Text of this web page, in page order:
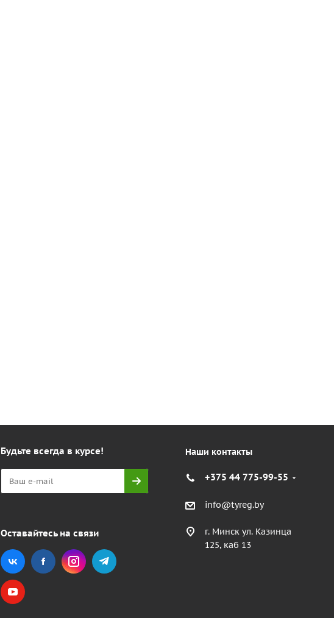
Будьте всегда в курсе!
Оставайтесь на связи
Наши контакты
+375 44 775-99-55
info@tyreg.by
г. Минск ул. Казинца
125, каб 13